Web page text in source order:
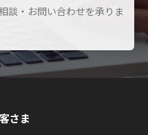
談・お問い合わせを承りま
さま